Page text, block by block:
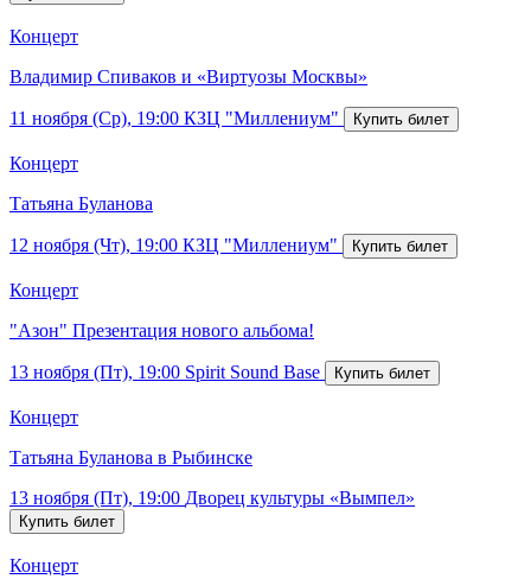
Концерт
Владимир Спиваков и «Виртуозы Москвы»
11 ноября (Ср), 19:00 КЗЦ "Миллениум"
Концерт
Татьяна Буланова
12 ноября (Чт), 19:00 КЗЦ "Миллениум"
Концерт
"Азон" Презентация нового альбома!
13 ноября (Пт), 19:00 Spirit Sound Base
Концерт
Татьяна Буланова в Рыбинске
13 ноября (Пт), 19:00 Дворец культуры «Вымпел»
Концерт